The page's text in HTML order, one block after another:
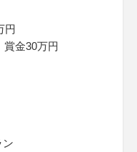
円
金30万円
ン